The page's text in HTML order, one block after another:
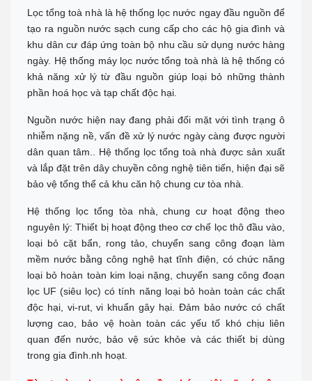
Chỉ đường
ĐÀ LẠT - LÂM ĐỒNG
Địa chỉ: 364 Hai Bà Trưng, P6 TP Đà Lạt, Tỉnh Lâm Đồng
Tel:0902 570 886
Chỉ đường
TP.HCM Showrom Chính
Call :0938 278 389(Zalo)
Chỉ đường
BÌNH DƯƠNG
Đc: 743 Huỳnh Văn Lũy, Phường Bình Dương, TP Hồ Chí Minh
ĐT: Call :0989 958 887(Zalo)
TP Tây Ninh
Đc: 573 Cách Mạng Tháng 8, Phường 3, TP Tây Ninh
Tel: 0938 74 82 82
Chỉ đường
CẦN THƠ
Địa chỉ: 369 Đ. Nguyễn Văn Cừ, Phường An Khánh, Ninh Kiều
0911 676 989
Chỉ đường
PHÚ QUỐC
Quốc
Lọc tổng toà nhà là hệ thống lọc nước ngay đầu nguồn để
tạo ra nguồn nước sạch cung cấp cho các hộ gia đình và
khu dân cư đáp ứng toàn bộ nhu cầu sử dụng nước hàng
ngày. Hệ thống máy lọc nước tổng toà nhà là hệ thống có
khả năng xử lý từ đầu nguồn giúp loại bỏ những thành
phần hoá học và tạp chất độc hại.
Nguồn nước hiện nay đang phải đối mặt với tình trạng ô
nhiễm nặng nề, vấn đề xử lý nước ngày càng được người
dân quan tâm.. Hệ thống lọc tổng toà nhà được sản xuất
và lắp đặt trên dây chuyền công nghệ tiên tiến, hiện đại sẽ
bảo vệ tổng thể cả khu căn hộ chung cư tòa nhà.
Hệ thống lọc tổng tòa nhà, chung cư hoạt động theo
nguyên lý: Thiết bị hoạt động theo cơ chế lọc thô đầu vào,
loại bỏ cặt bẩn, rong tảo, chuyển sang công đoạn làm
mềm nước bằng công nghệ hạt tĩnh điện, có chức năng
loại bỏ hoàn toàn kim loại nặng, chuyển sang công đoạn
lọc UF (siêu lọc) có tính năng loại bỏ hoàn toàn các chất
độc hại, vi-rut, vi khuẩn gây hại. Đảm bảo nước có chất
lượng cao, bảo vệ hoàn toàn các yếu tố khó chịu liên
quan đến nước, bảo vệ sức khỏe và các thiết bị dùng
trong gia đình.nh hoạt.